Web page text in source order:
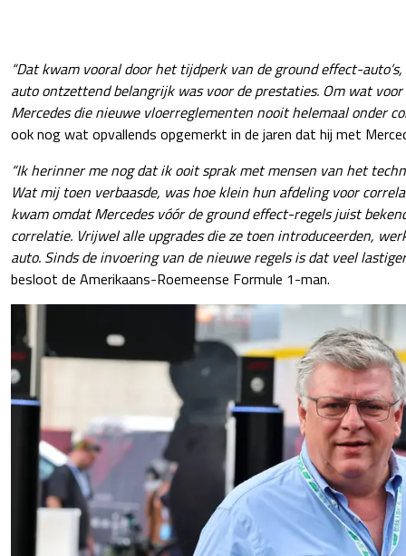
“Dat kwam vooral door het tijdperk van de ground effect-
auto ontzettend belangrijk was voor de prestaties. Om wat
Mercedes die nieuwe vloerreglementen nooit helemaal onder
ook nog wat opvallends opgemerkt in de jaren dat hij met
“Ik herinner me nog dat ik ooit sprak met mensen van het
Wat mij toen verbaasde, was hoe klein hun afdeling voor
kwam omdat Mercedes vóór de ground effect-regels juist
correlatie. Vrijwel alle upgrades die ze toen introduceerden,
auto. Sinds de invoering van de nieuwe regels is dat veel
besloot de Amerikaans-Roemeense Formule 1-man.